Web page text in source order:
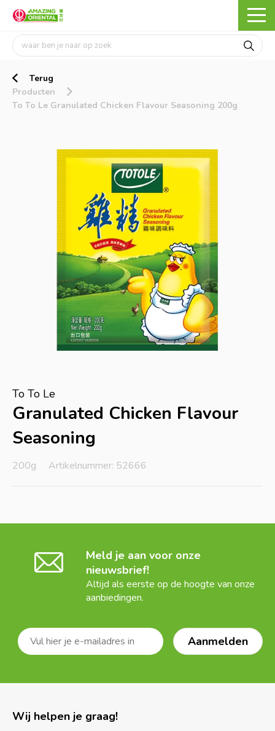
Terug
Producten
To To Le Granulated Chicken Flavour Seasoning 200g
To To Le
Granulated Chicken Flavour
Seasoning
200g Artikelnummer: 52666
Meld je aan voor onze
nieuwsbrief!
Altijd als eerste op de hoogte van onze
aanbiedingen.
Wij helpen je graag!